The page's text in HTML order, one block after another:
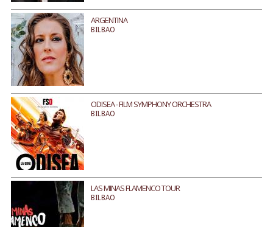
ARGENTINA
BILBAO
ODISEA - FILM SYMPHONY ORCHESTRA
BILBAO
LAS MINAS FLAMENCO TOUR
BILBAO